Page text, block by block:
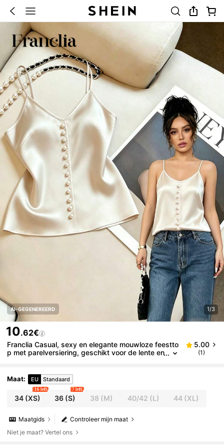
AI-GEGENEREERD 1/3
10.62€
Franclia Casual, sexy en elegante mouwloze feestto
p met parelversiering, geschikt voor de lente en
5.00
(1)
Maat: EU Standaard
34(XS)
16 left
36 (S)
7 left
38 (M) 40/42 (L) 44 (XL)
Controleer mijn maat
Maatgids
Niet je maat? Vertel ons